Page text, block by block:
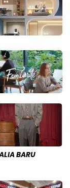
BARU